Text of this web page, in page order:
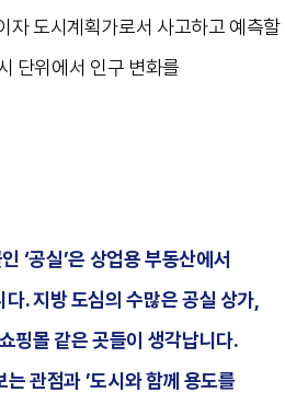
자 도시계획가로서 사고하고 예측할
단위에서 인구 변화를
‘공실’은 상업용 부동산에서
. 지방 도심의 수많은 공실 상가,
핑몰 같은 곳들이 생각납니다.
는 관점과 ’도시와 함께 용도를